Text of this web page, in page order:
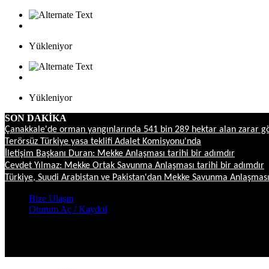
Yükleniyor
Yükleniyor
SON DAKİKA
Çanakkale'de orman yangınlarında 541 bin 289 hektar alan zarar
Terörsüz Türkiye yasa teklifi Adalet Komisyonu'nda
İletişim Başkanı Duran: Mekke Anlaşması tarihi bir adımdır
Cevdet Yılmaz: Mekke Ortak Savunma Anlaşması tarihi bir adımdır
Türkiye, Suudi Arabistan ve Pakistan'dan Mekke Savunma Anlaşması
Bize Ulaşın
Oturum Aç / Kaydol